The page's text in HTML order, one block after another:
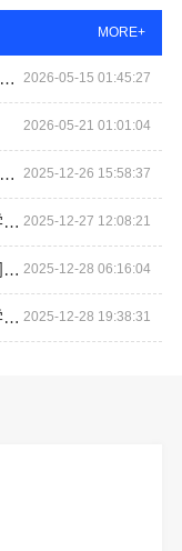
MORE+
有限公司提供嘉兴周边家装定制服务环保材料 2026-05-15 01:45:27
2026-05-21 01:01:04
嘉兴美派建材科技有限公司：开启空间美学新篇章 2025-12-26 15:58:37
嘉兴美派建材科技有限公司 空间美学工厂的品质承诺 2025-12-27 12:08:21
嘉兴美派建材科技有限公司 畅享空间美学工厂魅力 2025-12-28 06:16:04
嘉兴美派建材科技有限公司 空间美学工厂的创新之旅 2025-12-28 19:38:31